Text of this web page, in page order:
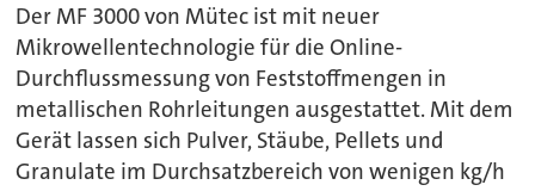
Der MF 3000 von Mütec ist mit neuer
Mikrowellentechnologie für die Online-
Durchflussmessung von Feststoffmengen in
metallischen Rohrleitungen ausgestattet. Mit dem
Gerät lassen sich Pulver, Stäube, Pellets und
Granulate im Durchsatzbereich von wenigen kg/h